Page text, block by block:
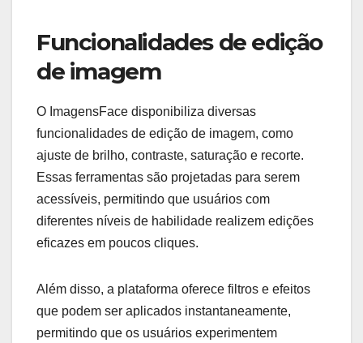
Funcionalidades de edição
de imagem
O ImagensFace disponibiliza diversas
funcionalidades de edição de imagem, como
ajuste de brilho, contraste, saturação e recorte.
Essas ferramentas são projetadas para serem
acessíveis, permitindo que usuários com
diferentes níveis de habilidade realizem edições
eficazes em poucos cliques.
Além disso, a plataforma oferece filtros e efeitos
que podem ser aplicados instantaneamente,
permitindo que os usuários experimentem